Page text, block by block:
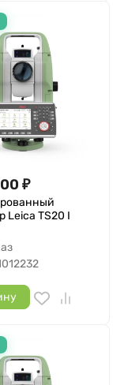
₽
Leica TS20 I